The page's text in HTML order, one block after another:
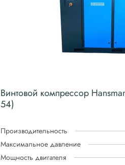
Винтовой компрессор
54)
Производительность
Максимальное давление
Мощность двигателя